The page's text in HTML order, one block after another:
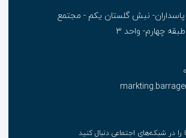
پاسداران- نبش گلستان یکم - مجتمع
چهارم- واحد ۳
را در شبکه‌های اجتماعی دنبال کنید